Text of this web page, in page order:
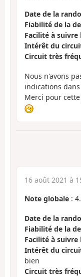
Date de la
Fiabilité de la
Facilité à
Intérêt du
Circuit très
Nous n'avons
indications
Merci pour
16 août 2021 à
Note globale :
Date de la
Fiabilité de la
Facilité à
Intérêt du
bien
Circuit très